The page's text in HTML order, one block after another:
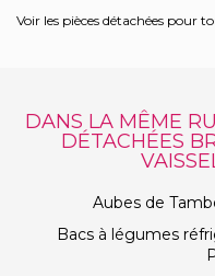
Voir les pièces détachées pour
DANS LA MÊME
DÉTACHÉES
Aubes de
Bacs à légumes